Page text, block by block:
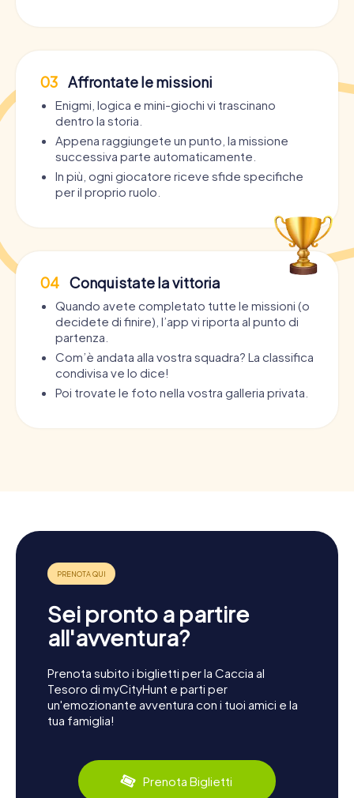
03 Affrontate le missioni
Enigmi, logica e mini-giochi vi trascinano
dentro la storia.
Appena raggiungete un punto, la missione
successiva parte automaticamente.
In più, ogni giocatore riceve sfide specifiche
per il proprio ruolo.
04 Conquistate la vittoria
Quando avete completato tutte le missioni (o
decidete di finire), l’app vi riporta al punto di
partenza.
Com’è andata alla vostra squadra? La classifica
condivisa ve lo dice!
Poi trovate le foto nella vostra galleria privata.
Sei pronto a partire
all'avventura?
Prenota subito i biglietti per la Caccia al
Tesoro di myCityHunt e parti per
un'emozionante avventura con i tuoi amici e la
tua famiglia!
Prenota Biglietti